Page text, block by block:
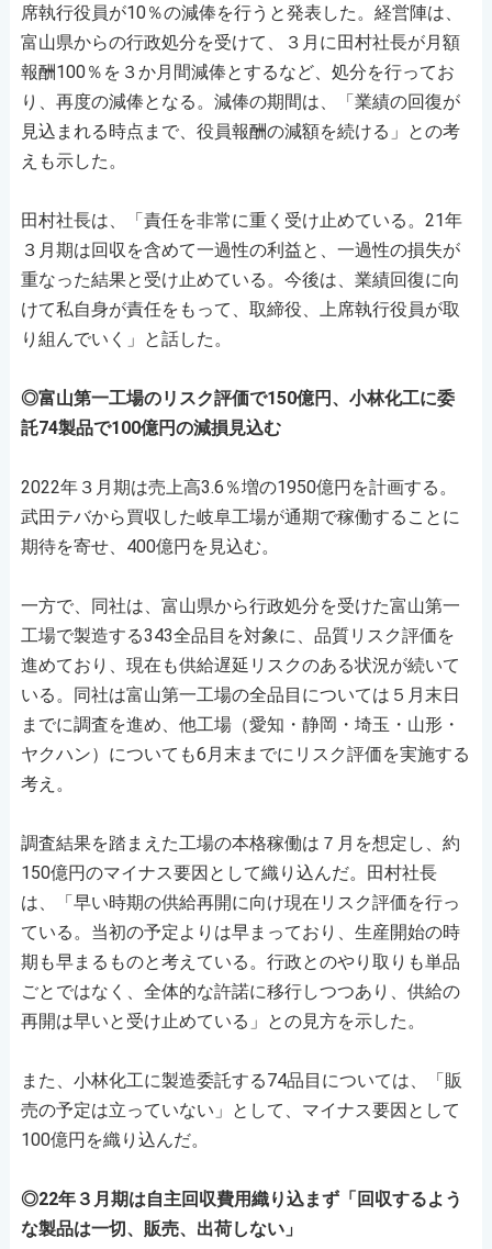
席執行役員が10％の減俸を行うと発表した。経営陣は、
富山県からの行政処分を受けて、３月に田村社長が月額
報酬100％を３か月間減俸とするなど、処分を行ってお
り、再度の減俸となる。減俸の期間は、「業績の回復が
見込まれる時点まで、役員報酬の減額を続ける」との考
えも示した。
田村社長は、「責任を非常に重く受け止めている。21年
３月期は回収を含めて一過性の利益と、一過性の損失が
重なった結果と受け止めている。今後は、業績回復に向
けて私自身が責任をもって、取締役、上席執行役員が取
り組んでいく」と話した。
◎富山第一工場のリスク評価で150億円、小林化工に委
託74製品で100億円の減損見込む
2022年３月期は売上高3.6％増の1950億円を計画する。
武田テバから買収した岐阜工場が通期で稼働することに
期待を寄せ、400億円を見込む。
一方で、同社は、富山県から行政処分を受けた富山第一
工場で製造する343全品目を対象に、品質リスク評価を
進めており、現在も供給遅延リスクのある状況が続いて
いる。同社は富山第一工場の全品目については５月末日
までに調査を進め、他工場（愛知・静岡・埼玉・山形・
ヤクハン）についても6月末までにリスク評価を実施する
考え。
調査結果を踏まえた工場の本格稼働は７月を想定し、約
150億円のマイナス要因として織り込んだ。田村社長
は、「早い時期の供給再開に向け現在リスク評価を行っ
ている。当初の予定よりは早まっており、生産開始の時
期も早まるものと考えている。行政とのやり取りも単品
ごとではなく、全体的な許諾に移行しつつあり、供給の
再開は早いと受け止めている」との見方を示した。
また、小林化工に製造委託する74品目については、「販
売の予定は立っていない」として、マイナス要因として
100億円を織り込んだ。
◎22年３月期は自主回収費用織り込まず「回収するよう
な製品は一切、販売、出荷しない」